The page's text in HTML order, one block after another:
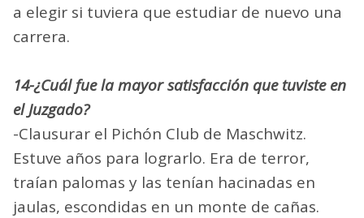
a elegir si tuviera que estudiar de nuevo una
carrera.
14-¿Cuál fue la mayor satisfacción que tuviste en
el Juzgado?
-Clausurar el Pichón Club de Maschwitz.
Estuve años para lograrlo. Era de terror,
traían palomas y las tenían hacinadas en
jaulas, escondidas en un monte de cañas.